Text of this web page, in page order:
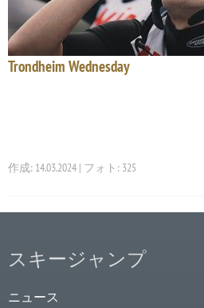
Trondheim Wednesday
作成: 14.03.2024 | フォト: 325
スキージャンプ
ニュース